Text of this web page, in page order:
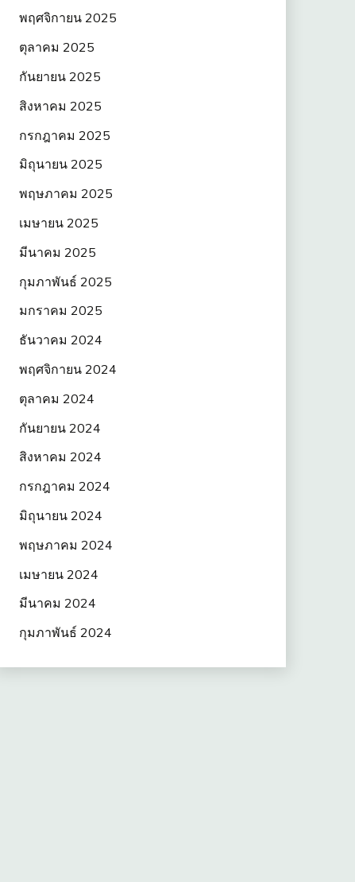
พฤศจิกายน 2025
ตุลาคม 2025
กันยายน 2025
สิงหาคม 2025
กรกฎาคม 2025
มิถุนายน 2025
พฤษภาคม 2025
เมษายน 2025
มีนาคม 2025
กุมภาพันธ์ 2025
มกราคม 2025
ธันวาคม 2024
พฤศจิกายน 2024
ตุลาคม 2024
กันยายน 2024
สิงหาคม 2024
กรกฎาคม 2024
มิถุนายน 2024
พฤษภาคม 2024
เมษายน 2024
มีนาคม 2024
กุมภาพันธ์ 2024